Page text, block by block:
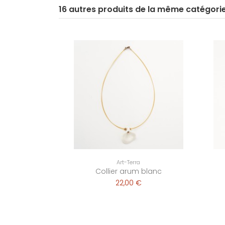
16 autres produits de la même
Art-Terra
Collier arum blanc
22,00 €